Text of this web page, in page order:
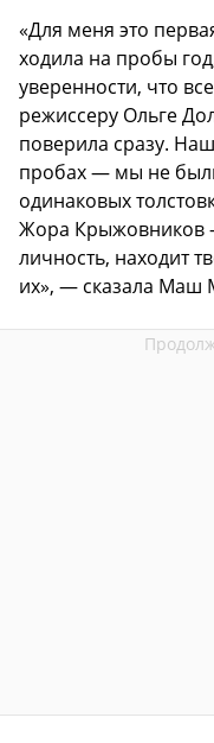
«Для меня это
ходила на пробы
уверенности, что
режиссеру Ольге
поверила сразу.
пробах — мы не
одинаковых
Жора Крыжовников
личность, находит
их», — сказала Маш